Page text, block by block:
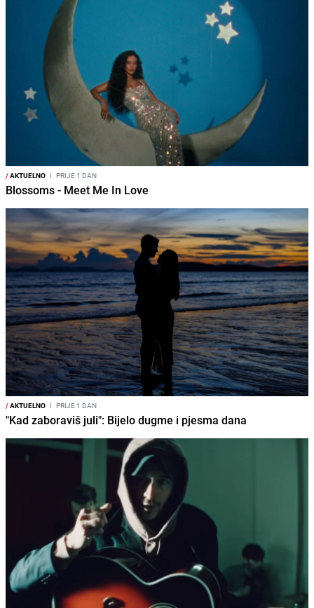
/AKTUELNO I PRIJE 1 DAN
Blossoms - Meet Me In Love
/AKTUELNO I PRIJE 1 DAN
"Kad zaboraviš juli": Bijelo dugme i pjesma dana